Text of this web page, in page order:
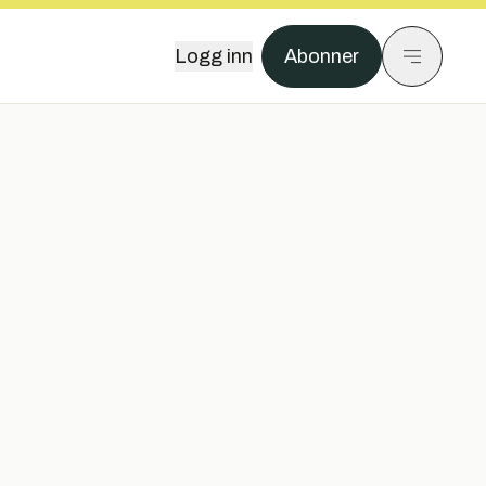
Logg inn Abonner